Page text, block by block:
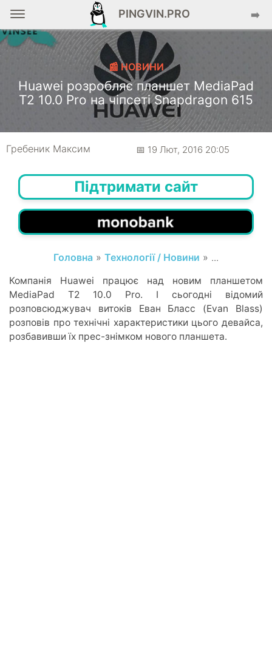
PINGVIN.PRO ➡️
📰 НОВИНИ
Huawei розробляє планшет MediaPad
T2 10.0 Pro на чіпсеті Snapdragon 615
Гребеник Максим 📅 19 Лют, 2016 20:05
Підтримати сайт
Головна » Технології / Новини » ...
Компанія Huawei працює над новим планшетом
MediaPad T2 10.0 Pro. І сьогодні відомий
розповсюджувач витоків Еван Бласс (Evan Blass)
розповів про технічні характеристики цього девайса,
розбавивши їх прес-знімком нового планшета.